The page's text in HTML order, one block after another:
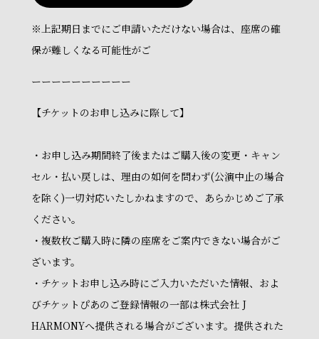
※上記期日までにご申請いただけない場合は、座席の確
保が難しくなる可能性がご
ーーーーーーーーーー
【チケットのお申し込みに際して】
・お申し込み期間終了後またはご購入後の変更・キャン
セル・払い戻しは、理由の如何を問わず(公演中止の場合
を除く)一切対応いたしかねますので、あらかじめご了承
ください。
・複数枚ご購入時に隣の座席をご案内できない場合がご
ざいます。
・チケットお申し込み時にご入力いただいた情報、およ
びチケットぴあのご登録情報の一部は株式会社 J
HARMONYへ提供される場合がございます。提供された